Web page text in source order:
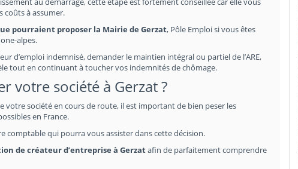
coûts à assumer.
pourraient proposer la Mairie de Gerzat, Pôle Emploi si vous êtes
alpes.
d’emploi indemnisé, demander le maintien intégral ou partiel de l’ARE,
tout en continuant à toucher vos indemnités de chômage.
votre société à Gerzat ?
votre société en cours de route, il est important de bien peser les
en France.
comptable qui pourra vous assister dans cette décision.
de créateur d’entreprise à Gerzatafin de parfaitement comprendre